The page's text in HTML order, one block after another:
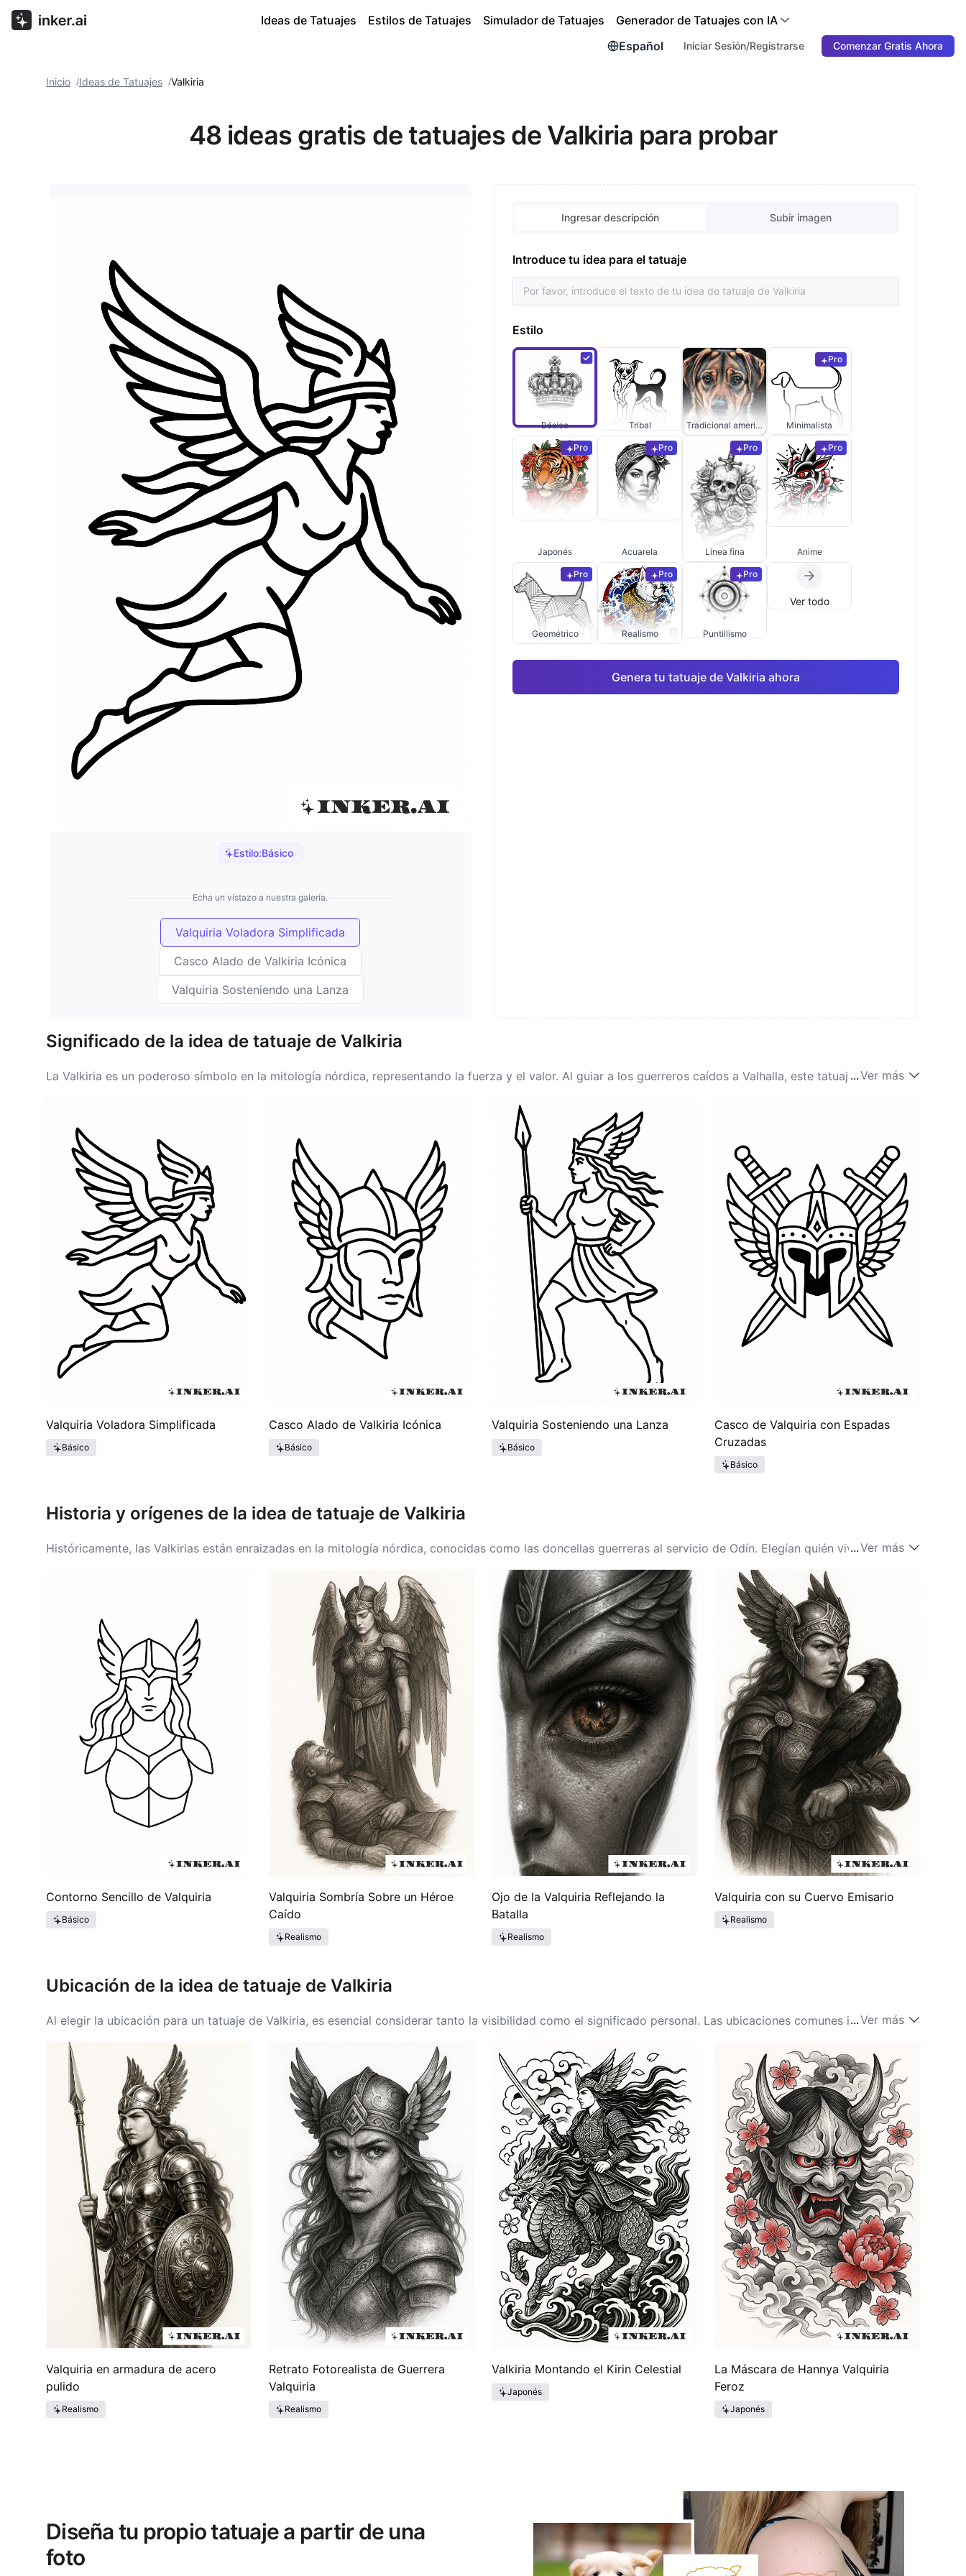
Español Iniciar Sesión/Registrarse Comenzar Gratis Ahora
Ideas de Tatuajes Estilos de Tatuajes Simulador de Tatuajes Generador de Tatuajes con IA
Inicio /Ideas de Tatuajes /Valkiria
48 ideas gratis de tatuajes de Valkiria para probar
Estilo:Básico
Echa un vistazo a nuestra galería.
Valquiria Voladora Simplificada
Casco Alado de Valkiria Icónica
Valquiria Sosteniendo una Lanza
Ingresar descripción Subir imagen
Introduce tu idea para el tatuaje
Estilo
Básico Tribal Tradicional americano
Pro
Minimalista
Pro
Japonés
Pro
Acuarela
Pro
Línea fina
Pro
Anime
Pro
Geométrico
Pro
Realismo
Pro
Puntillismo
Ver todo
Genera tu tatuaje de Valkiria ahora
Significado de la idea de tatuaje de Valkiria
La Valkiria es un poderoso símbolo en la mitología nórdica, representando la fuerza y el valor. Al guiar a los guerreros caídos a Valhalla, este tatuaje significa
aquellos que luchan y mueren con honor. Este tatuaje es un recordatorio de la resiliencia y la búsqueda de la gloria, así como un reconocimiento de los
sacrificios realizados en la batalla. El simbolismo de la Valkiria va más allá de la mera representación de las guerreras; abarca temas de liberación y
empoderamiento. Para muchos, un tatuaje de Valkiria es un homenaje personal a aquellos que han enfrentado la adversidad con valentía y han salido más
fuertes. Significa la celebración del espíritu guerrero, y el significado de la Valkiria sirve como un recordatorio constante de encarnar el coraje, la fuerza y la
determinación inquebrantable.
...Ver más
Valquiria Voladora Simplificada
Básico
Casco Alado de Valkiria Icónica
Básico
Valquiria Sosteniendo una Lanza
Básico
Casco de Valquiria con Espadas
Cruzadas
Básico
Historia y orígenes de la idea de tatuaje de Valkiria
Históricamente, las Valkirias están enraizadas en la mitología nórdica, conocidas como las doncellas guerreras al servicio de Odín. Elegían quién viviría y quién
relatos de valor y heroísmo. La literatura medieval y, más tarde, películas y novelas han tomado de estas leyendas para crear interpretaciones impactantes de
los temas de Valkiria. El papel de la Valkiria muestra la dualidad de la vida y la muerte, ofreciendo una narrativa única que fascina a muchos. Las ideas de la
Valkiria reflejan fuerza y desafío, convirtiéndolas en una opción atractiva para tatuajes. Como denotan una rica historia entrelazada con el destino y el valor, las
personas a menudo se sienten atraídas por los tatuajes de Valkiria tanto por su belleza estética como por su significado profundo. Estos tatuajes no solo
celebran la cultura nórdica, sino que también llevan una conexión personal con las historias de valentía que definen la experiencia humana.
...Ver más
Contorno Sencillo de Valquiria
Básico
Valquiria Sombría Sobre un Héroe
Caído
Realismo
Ojo de la Valquiria Reflejando la
Batalla
Realismo
Valquiria con su Cuervo Emisario
Realismo
Ubicación de la idea de tatuaje de Valkiria
Al elegir la ubicación para un tatuaje de Valkiria, es esencial considerar tanto la visibilidad como el significado personal. Las ubicaciones comunes incluyen el
el pecho o las costillas, simbolizando el corazón y el espíritu de un guerrero. La elección de la ubicación puede realzar las ideas de la Valkiria retratadas en el
tatuaje, convirtiéndolo en una declaración personal que refleja la identidad de uno. Cada ubicación tiene su atractivo único; por ejemplo, un diseño más grande
puede florecer en la espalda, mientras que una pequeña complejidad podría lucir impresionante en la muñeca. En última instancia, seleccionar la ubicación
adecuada es clave para asegurar que el simbolismo de la Valkiria resuene con el portador.
...Ver más
Valquiria en armadura de acero
pulido
Realismo
Retrato Fotorealista de Guerrera
Valquiria
Realismo
Valkiria Montando el Kirin Celestial
Japonés
La Máscara de Hannya Valquiria
Feroz
Japonés
Diseña tu propio tatuaje a partir de una
foto